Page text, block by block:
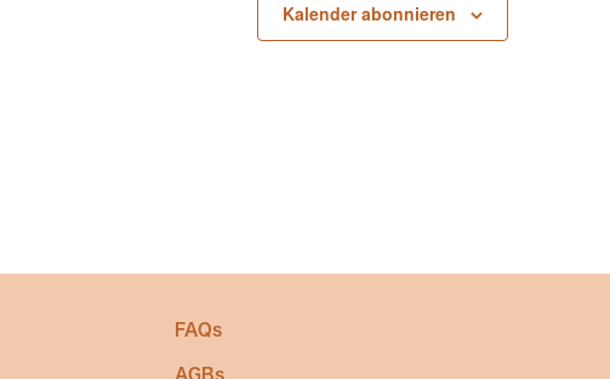
Kalender abonnieren
FAQs
AGBs